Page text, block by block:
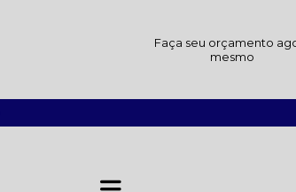
Faça seu orçamento
mesmo